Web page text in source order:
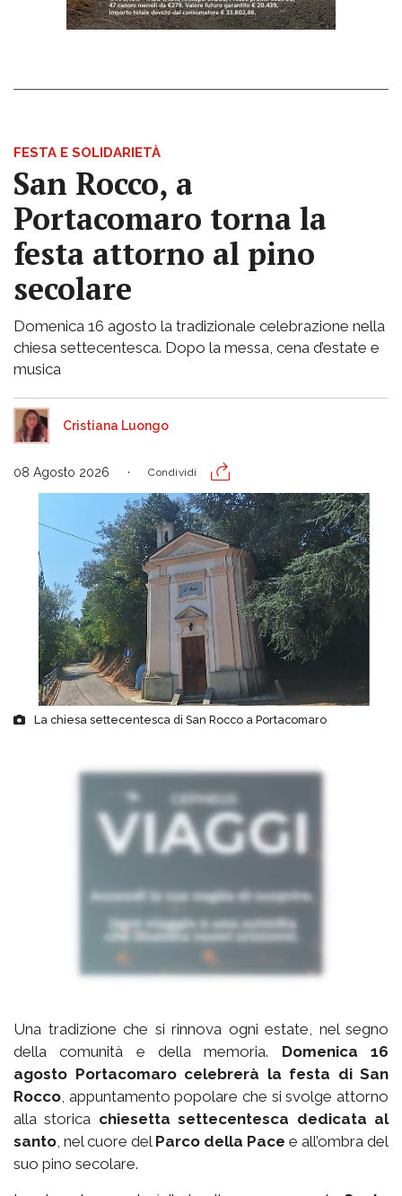
FESTA E SOLIDARIETÀ
San Rocco, a
Portacomaro torna la
festa attorno al pino
secolare
Domenica 16 agosto la tradizionale celebrazione nella
chiesa settecentesca. Dopo la messa, cena d’estate e
musica
Cristiana Luongo
08 Agosto 2026 Condividi
La chiesa settecentesca di San Rocco a Portacomaro
Una tradizione che si rinnova ogni estate, nel segno
della comunità e della memoria. Domenica 16
agosto Portacomaro celebrerà la festa di San
Rocco, appuntamento popolare che si svolge attorno
alla storica chiesetta settecentesca dedicata al
santo, nel cuore del Parco della Pace e all’ombra del
suo pino secolare.